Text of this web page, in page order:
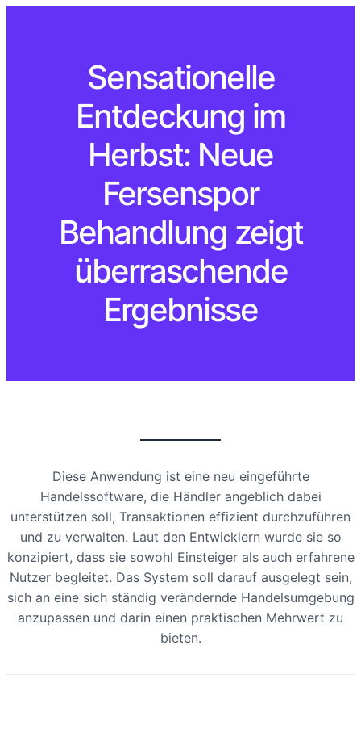
Sensationelle
Entdeckung im
Herbst: Neue
Fersenspor
Behandlung zeigt
überraschende
Ergebnisse
Diese Anwendung ist eine neu eingeführte
Handelssoftware, die Händler angeblich dabei
unterstützen soll, Transaktionen effizient durchzuführen
und zu verwalten. Laut den Entwicklern wurde sie so
konzipiert, dass sie sowohl Einsteiger als auch erfahrene
Nutzer begleitet. Das System soll darauf ausgelegt sein,
sich an eine sich ständig verändernde Handelsumgebung
anzupassen und darin einen praktischen Mehrwert zu
bieten.